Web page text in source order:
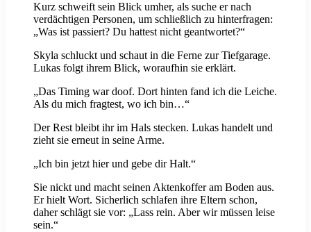
Kurz schweift sein Blick umher, als suche er nach
verdächtigen Personen, um schließlich zu hinterfragen:
„Was ist passiert? Du hattest nicht geantwortet?“
Skyla schluckt und schaut in die Ferne zur Tiefgarage.
Lukas folgt ihrem Blick, woraufhin sie erklärt.
„Das Timing war doof. Dort hinten fand ich die Leiche.
Als du mich fragtest, wo ich bin…“
Der Rest bleibt ihr im Hals stecken. Lukas handelt und
zieht sie erneut in seine Arme.
„Ich bin jetzt hier und gebe dir Halt.“
Sie nickt und macht seinen Aktenkoffer am Boden aus.
Er hielt Wort. Sicherlich schlafen ihre Eltern schon,
daher schlägt sie vor: „Lass rein. Aber wir müssen leise
sein.“